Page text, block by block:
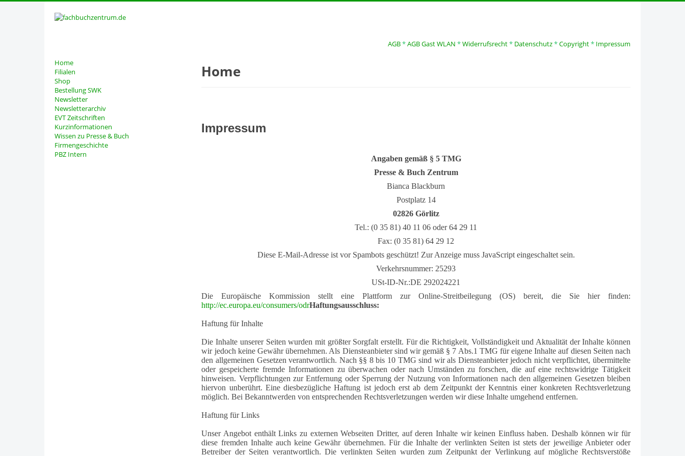
AGB*AGB Gast WLAN *Widerrufsrecht* Datenschutz*Copyright* Impressum
Home
Filialen
Shop
Bestellung SWK
Newsletter
Newsletterarchiv
EVT Zeitschriften
Kurzinformationen
Wissen zu Presse & Buch
Firmengeschichte
PBZ Intern
Home
Impressum
Angaben gemäß § 5 TMG
Presse & Buch Zentrum
Bianca Blackburn
Postplatz 14
02826 Görlitz
Tel.: (0 35 81) 40 11 06 oder 64 29 11
Fax: (0 35 81) 64 29 12
Diese E-Mail-Adresse ist vor Spambots geschützt! Zur Anzeige muss JavaScript eingeschaltet sein.
Verkehrsnummer: 25293
USt-ID-Nr.:DE 292024221
Die Europäische Kommission stellt eine Plattform zur Online-Streitbeilegung (OS) bereit, die Sie hier finden:
http://ec.europa.eu/consumers/odrHaftungsausschluss:
Haftung für Inhalte
Die Inhalte unserer Seiten wurden mit größter Sorgfalt erstellt. Für die Richtigkeit, Vollständigkeit und Aktualität der Inhalte können
wir jedoch keine Gewähr übernehmen. Als Diensteanbieter sind wir gemäß § 7 Abs.1 TMG für eigene Inhalte auf diesen Seiten nach
den allgemeinen Gesetzen verantwortlich. Nach §§ 8 bis 10 TMG sind wir als Diensteanbieter jedoch nicht verpflichtet, übermittelte
oder gespeicherte fremde Informationen zu überwachen oder nach Umständen zu forschen, die auf eine rechtswidrige Tätigkeit
hinweisen. Verpflichtungen zur Entfernung oder Sperrung der Nutzung von Informationen nach den allgemeinen Gesetzen bleiben
hiervon unberührt. Eine diesbezügliche Haftung ist jedoch erst ab dem Zeitpunkt der Kenntnis einer konkreten Rechtsverletzung
möglich. Bei Bekanntwerden von entsprechenden Rechtsverletzungen werden wir diese Inhalte umgehend entfernen.
Haftung für Links
Unser Angebot enthält Links zu externen Webseiten Dritter, auf deren Inhalte wir keinen Einfluss haben. Deshalb können wir für
diese fremden Inhalte auch keine Gewähr übernehmen. Für die Inhalte der verlinkten Seiten ist stets der jeweilige Anbieter oder
Betreiber der Seiten verantwortlich. Die verlinkten Seiten wurden zum Zeitpunkt der Verlinkung auf mögliche Rechtsverstöße